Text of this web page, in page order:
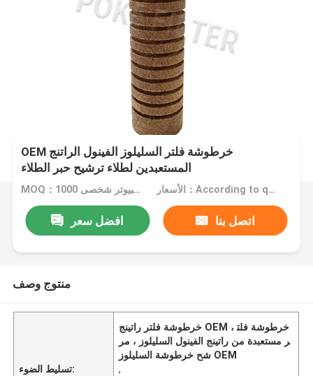
OEM خرطوشة فلتر السليلوز الفينول الراتنج
المستعبدين لطلاء ترشيح حبر الطلاء
MOQ：جهاز كمبيوتر شخصى 1000 الأسعار：According to quantity
افضل سعر اتصل بنا
منتوج وصف
تسليط الضوء:
خرطوشة فلتر راتينج OEM ، خرطوشة فلت
ر مستعبدة من راتينج الفينول السليلوز ، مر
شح خرطوشة السليلوز OEM
,